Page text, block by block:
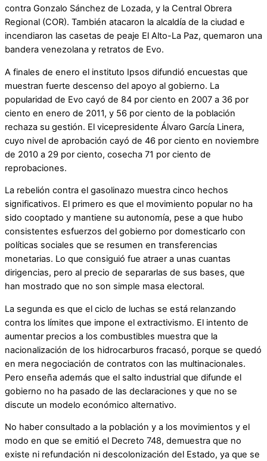
contra Gonzalo Sánchez de Lozada, y la Central Obrera
Regional (COR). También atacaron la alcaldía de la ciudad e
incendiaron las casetas de peaje El Alto-La Paz, quemaron una
bandera venezolana y retratos de Evo.
A finales de enero el instituto Ipsos difundió encuestas que
muestran fuerte descenso del apoyo al gobierno. La
popularidad de Evo cayó de 84 por ciento en 2007 a 36 por
ciento en enero de 2011, y 56 por ciento de la población
rechaza su gestión. El vicepresidente Álvaro García Linera,
cuyo nivel de aprobación cayó de 46 por ciento en noviembre
de 2010 a 29 por ciento, cosecha 71 por ciento de
reprobaciones.
La rebelión contra el gasolinazo muestra cinco hechos
significativos. El primero es que el movimiento popular no ha
sido cooptado y mantiene su autonomía, pese a que hubo
consistentes esfuerzos del gobierno por domesticarlo con
políticas sociales que se resumen en transferencias
monetarias. Lo que consiguió fue atraer a unas cuantas
dirigencias, pero al precio de separarlas de sus bases, que
han mostrado que no son simple masa electoral.
La segunda es que el ciclo de luchas se está relanzando
contra los límites que impone el extractivismo. El intento de
aumentar precios a los combustibles muestra que la
nacionalización de los hidrocarburos fracasó, porque se quedó
en mera negociación de contratos con las multinacionales.
Pero enseña además que el salto industrial que difunde el
gobierno no ha pasado de las declaraciones y que no se
discute un modelo económico alternativo.
No haber consultado a la población y a los movimientos y el
modo en que se emitió el Decreto 748, demuestra que no
existe ni refundación ni descolonización del Estado, ya que se